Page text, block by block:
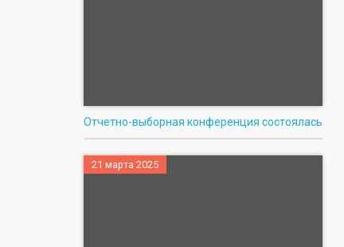
Отчетно-выборная конференция состоялась
21 марта 2025